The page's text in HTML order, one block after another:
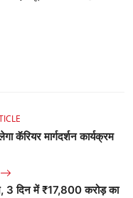
कॅरियर मार्गदर्शन कार्यक्रम
3 दिन में ₹17,800 करोड़ का